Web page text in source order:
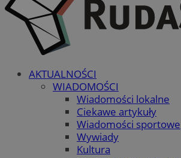
AKTUALNOŚCI
WIADOMOŚCI
Wiadomości lokalne
Ciekawe artykuły
Wiadomości sportowe
Wywiady
Kultura